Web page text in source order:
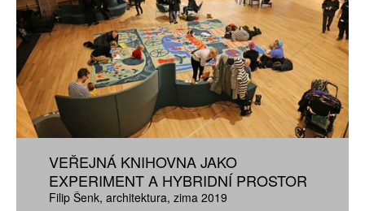
VEŘEJNÁ KNIHOVNA JAKO
EXPERIMENT A HYBRIDNÍ PROSTOR
Filip Šenk architektura zima 2019